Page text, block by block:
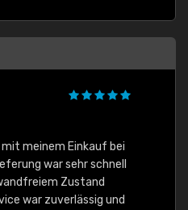
meinem Einkauf bei
war sehr schnell
Zustand
war zuverlässig und